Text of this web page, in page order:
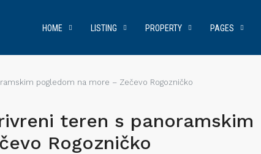
HOME LISTING PROPERTY PAGES
pogledom na more – Zečevo Rogozničko
teren s panoramskim
Rogozničko